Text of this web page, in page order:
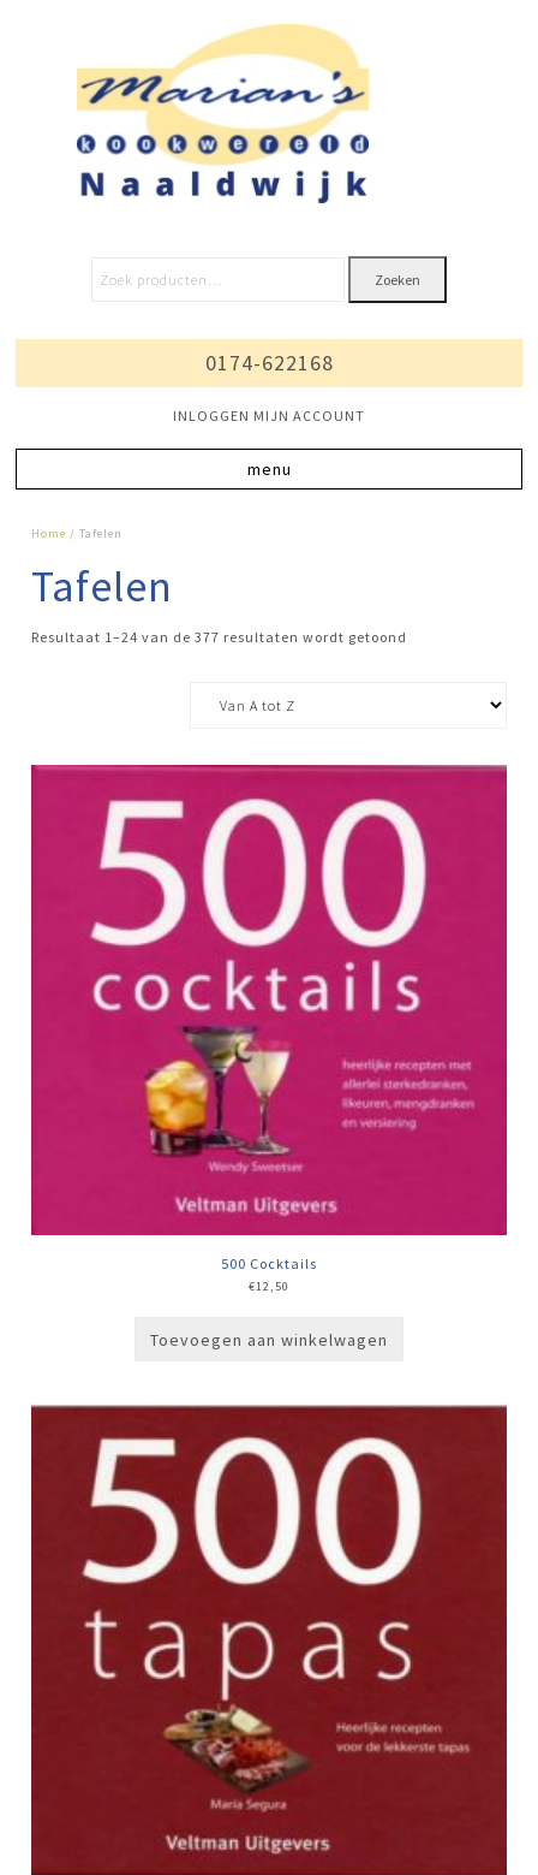
Zoeken
0174-622168
INLOGGEN MIJN ACCOUNT
Home / Tafelen
Tafelen
Resultaat 1–24 van de 377 resultaten wordt getoond
500 Cocktails
€12,50
Toevoegen aan winkelwagen